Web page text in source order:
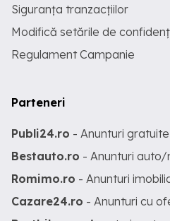
Siguranța tranzacțiilor
Modifică setările de
Regulament Campanie
Parteneri
Publi24.ro - Anunturi gratuite
Bestauto.ro - Anunturi
Romimo.ro - Anunturi
Cazare24.ro - Anunturi cu